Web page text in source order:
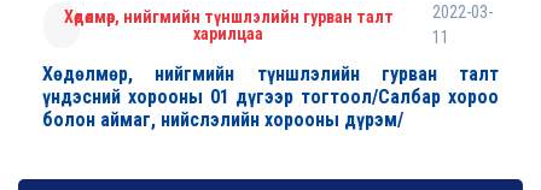
Хөдөлмөр, нийгмийн түншлэлийн гурван талт
харилцаа
2022-03-
11
Хөдөлмөр, нийгмийн түншлэлийн гурван талт
үндэсний хорооны 01 дүгээр тогтоол/Салбар хороо
болон аймаг, нийслэлийн хорооны дүрэм/